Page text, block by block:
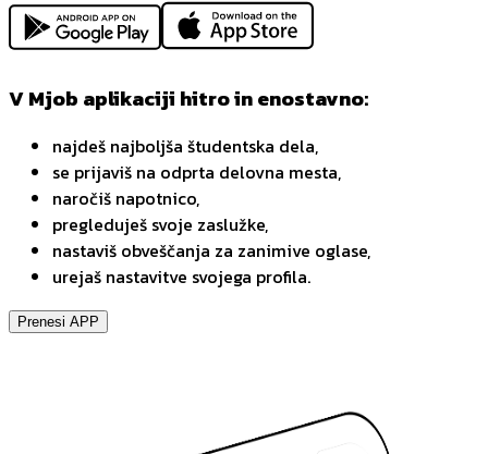
V Mjob aplikaciji hitro in enostavno:
najdeš najboljša študentska dela,
se prijaviš na odprta delovna mesta,
naročiš napotnico,
pregleduješ svoje zaslužke,
nastaviš obveščanja za zanimive oglase,
urejaš nastavitve svojega profila.
Prenesi APP